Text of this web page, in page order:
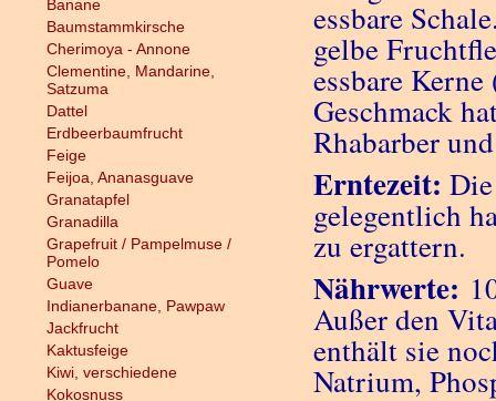
Banane
Baumstammkirsche
Cherimoya - Annone
Clementine, Mandarine,
Satzuma
Dattel
Erdbeerbaumfrucht
Feige
Feijoa, Ananasguave
Granatapfel
Granadilla
Grapefruit / Pampelmuse /
Pomelo
Guave
Indianerbanane, Pawpaw
Jackfrucht
Kaktusfeige
Kiwi, verschiedene
Kokosnuss
essbare
gelbe
essbare
Geschmack
Rhabarber
Erntezeit:
gelegentlich
zu ergattern.
Nährwerte:
Außer den
enthält sie
Natrium,